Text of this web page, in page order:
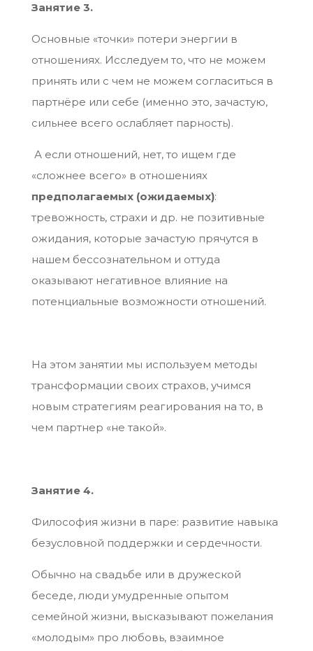
Занятие 3.
Основные «точки» потери энергии в
отношениях. Исследуем то, что не можем
принять или с чем не можем согласиться в
партнёре или себе (именно это, зачастую,
сильнее всего ослабляет парность).
А если отношений, нет, то ищем где
«сложнее всего» в отношениях
предполагаемых (ожидаемых):
тревожность, страхи и др. не позитивные
ожидания, которые зачастую прячутся в
нашем бессознательном и оттуда
оказывают негативное влияние на
потенциальные возможности отношений.
На этом занятии мы используем методы
трансформации своих страхов, учимся
новым стратегиям реагирования на то, в
чем партнер «не такой».
Занятие 4.
Философия жизни в паре: развитие навыка
безусловной поддержки и сердечности.
Обычно на свадьбе или в дружеской
беседе, люди умудренные опытом
семейной жизни, высказывают пожелания
«молодым» про любовь, взаимное